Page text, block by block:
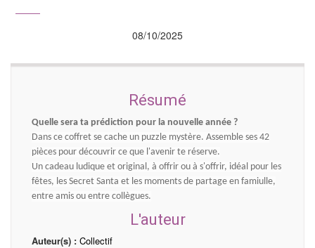
08/10/2025
Résumé
Quelle sera ta prédiction pour la nouvelle année ?
Dans ce coffret se cache un puzzle mystère. Assemble ses 42
pièces pour découvrir ce que l'avenir te réserve.
Un cadeau ludique et original, à offrir ou à s'offrir, idéal pour les
fêtes, les Secret Santa et les moments de partage en famiulle,
entre amis ou entre collègues.
L'auteur
Auteur(s) : Collectif